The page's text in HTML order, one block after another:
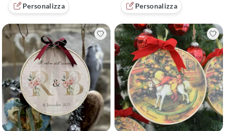
Personalizza
Personalizza